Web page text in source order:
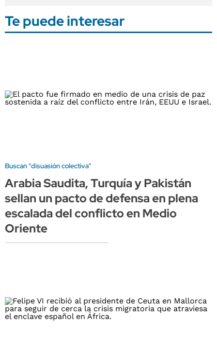
Te puede interesar
Buscan "disuasión colectiva"
Arabia Saudita, Turquía y Pakistán
sellan un pacto de defensa en plena
escalada del conflicto en Medio
Oriente